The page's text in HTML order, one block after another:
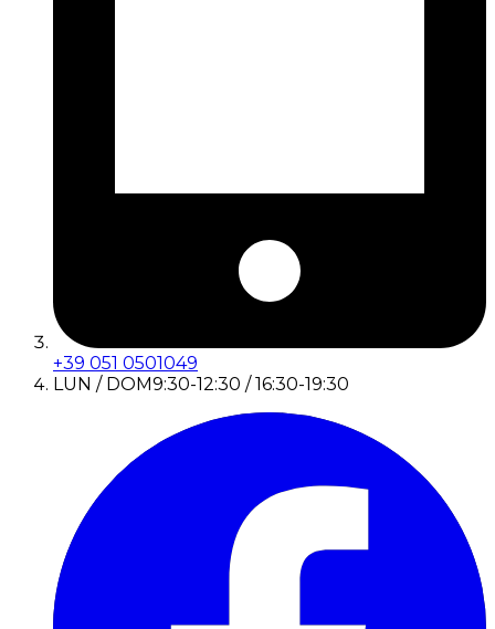
+39 051 0501049
LUN / DOM9:30-12:30 / 16:30-19:30